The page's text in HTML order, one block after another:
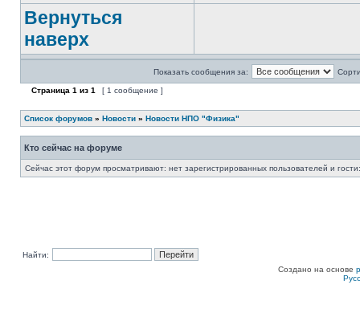
Вернуться
наверх
Показать сообщения за:
Страница 1 из 1 [ 1 сообщение ]
Список форумов » Новости » Новости НПО "Физика"
Кто сейчас на форуме
Сейчас этот форум просматривают: нет зарегистрированных пользователей и
Найти:
Создано на основе